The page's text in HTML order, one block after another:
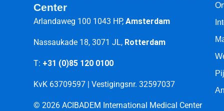
Center
Arlandaweg 100 1043 HP,Amsterdam
Nassaukade 18, 3071 JL, Rotterdam
T: +31 (0)85 120 0100
KvK 63709597 | Vestigingsnr. 32597037
© 2026 ACIBADEM International Medical Center